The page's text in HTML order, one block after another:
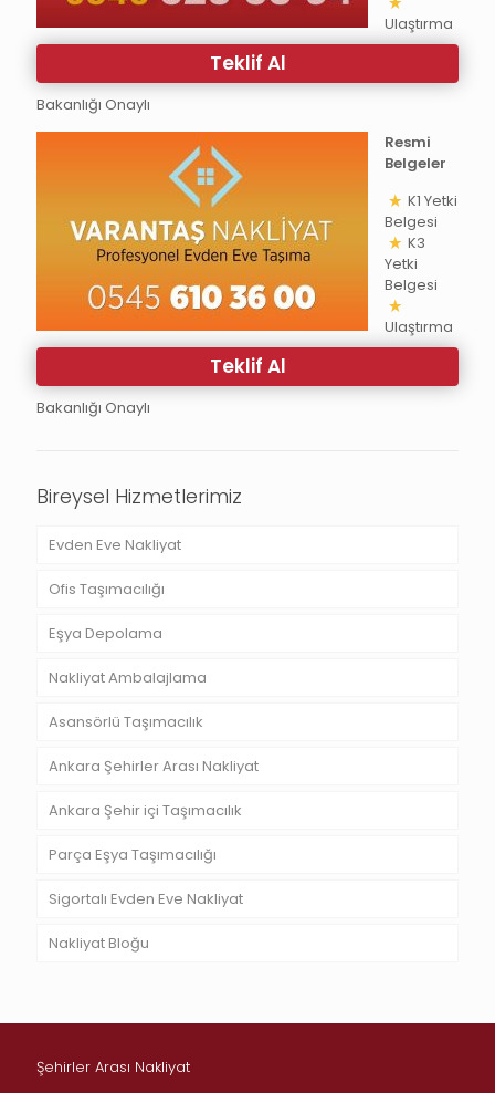
Teklif Al
Ulaştırma
Bakanlığı Onaylı
Teklif Al
Resmi
Belgeler
K1 Yetki
Belgesi
K3
Yetki
Belgesi
Ulaştırma
Bakanlığı Onaylı
Bireysel Hizmetlerimiz
Evden Eve Nakliyat
Ofis Taşımacılığı
Eşya Depolama
Nakliyat Ambalajlama
Asansörlü Taşımacılık
Ankara Şehirler Arası Nakliyat
Ankara Şehir içi Taşımacılık
Parça Eşya Taşımacılığı
Sigortalı Evden Eve Nakliyat
Nakliyat Bloğu
Şehirler Arası Nakliyat